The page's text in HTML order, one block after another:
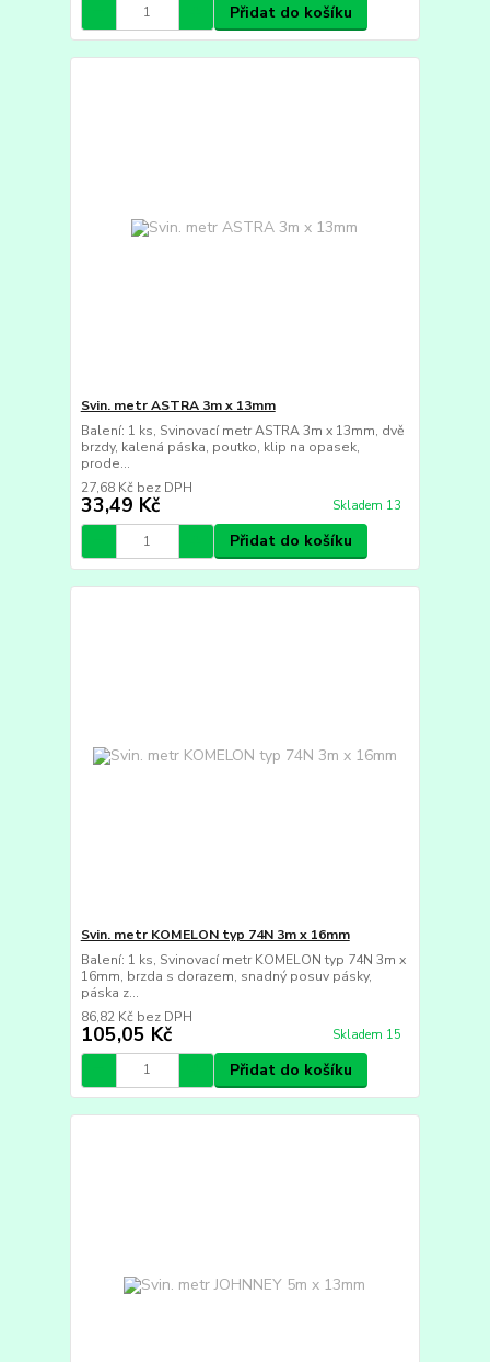
Přidat do košíku
Svin. metr ASTRA 3m x 13mm
Balení: 1 ks, Svinovací metr ASTRA 3m x 13mm, dvě
brzdy, kalená páska, poutko, klip na opasek,
prode...
33,49 Kč
27,68 Kč bez DPH
Skladem 13
Přidat do košíku
Svin. metr KOMELON typ 74N 3m x 16mm
Balení: 1 ks, Svinovací metr KOMELON typ 74N 3m x
16mm, brzda s dorazem, snadný posuv pásky,
páska z...
105,05 Kč
86,82 Kč bez DPH
Skladem 15
Přidat do košíku